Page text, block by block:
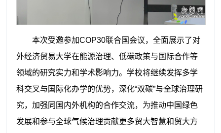
本次受邀参加COP30联合国会议，全面展示了对
外经济贸易大学在能源治理、低碳政策与国际合作等
领域的研究实力和学术影响力。学校将继续发挥多学
科交叉与国际化办学的优势，深化“双碳”与全球治理研
究，加强同国内外机构的合作交流，为推动中国绿色
发展和参与全球气候治理贡献更多贸大智慧和贸大方